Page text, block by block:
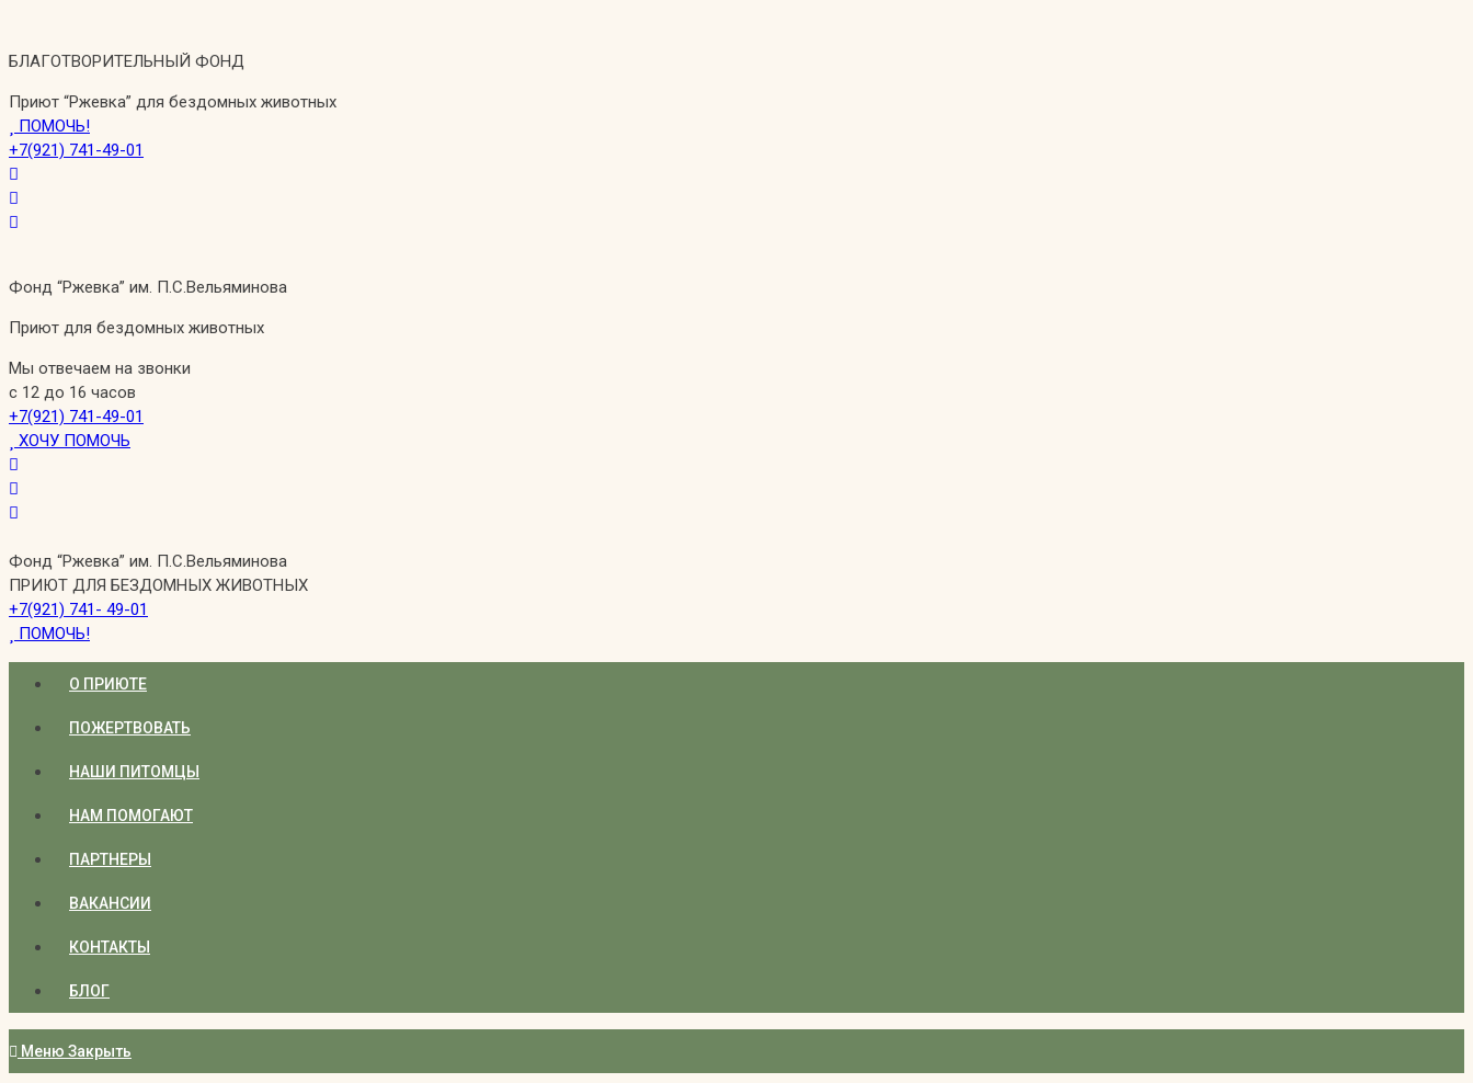
содержимому
БЛАГОТВОРИТЕЛЬНЫЙ ФОНД
Приют “Ржевка” для бездомных животных
ПОМОЧЬ!
+7(921) 741-49-01
Фонд “Ржевка” им. П.С.Вельяминова
Приют для бездомных животных
Мы отвечаем на звонки
с 12 до 16 часов
+7(921) 741-49-01
ХОЧУ ПОМОЧЬ
Фонд “Ржевка” им. П.С.Вельяминова
ПРИЮТ ДЛЯ БЕЗДОМНЫХ ЖИВОТНЫХ
+7(921) 741- 49-01
ПОМОЧЬ!
О ПРИЮТЕ
ПОЖЕРТВОВАТЬ
НАШИ ПИТОМЦЫ
НАМ ПОМОГАЮТ
ПАРТНЕРЫ
ВАКАНСИИ
КОНТАКТЫ
БЛОГ
Меню Закрыть